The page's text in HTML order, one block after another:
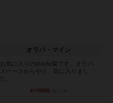
オラパ・マイン
お気に入りのplayte製です。オラパ
スペースからやり、気に入りまし
た...
約7時間前